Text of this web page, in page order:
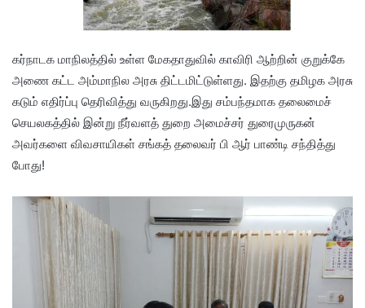
கர்நாடக மாநிலத்தில் உள்ள மேகதாதுவில் காவிரி ஆற்றின் குறுக்கே
அணை கட்ட அம்மாநில அரசு திட்டமிட்டுள்ளது. இதற்கு தமிழக அரசு
கடும் எதிர்ப்பு தெரிவித்து வருகிறது.இது சம்பந்தமாக தலைமைச்
செயலகத்தில் இன்று நீர்வளத் துறை அமைச்சர் துரைமுருகன்
அவர்களை விவசாயிகள் சங்கத் தலைவர் பி ஆர் பாண்டி சந்தித்து
போது!